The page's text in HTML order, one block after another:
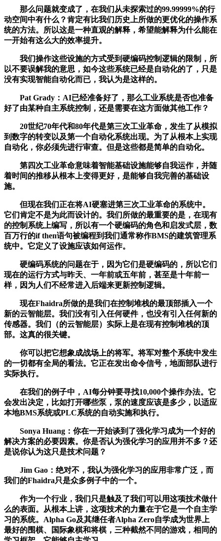
那么问题就变成了，在我们从未探索过的99.99999%的行
动空间中有什么？肯定有比我们历史上所做的更优化的操作系
统的方法。所以这是一种直观的解释，希望能解释为什么能在
一开始有这么大的效率提升。
我们操作这些设施的方式受到硬编码控制逻辑的限制，所
以不要误解我的意思，如今这些系统已经是自动化的了，只是
没有实现智能自动化而已，我认为是这样的。
Pat Grady：AI已经准备好了，那么工业系统是否也准备
好了由某种自主系统控制，还是需要在这方面做其他工作？
20世纪70年代和80年代是第三次工业革命，发生了从模拟
到数字的转变以及第一个自动化系统出现。为了从根本上实现
自动化，你必须先进行审查。但是这些都是简单的自动化。
第四次工业革命意味着智能基础设施能够自我运作，并随
着时间的推移从根本上变得更好，是能够自我完善的基础设
施。
但现在我们正在将AI硬塞进第三次工业革命的系统中。
它们肯定不是为此而设计的。我们所做的最重要的是，在现有
的控制系统上编写，所以有一个硬编码的角色和启发式层，数
百万行的if then语句被编程到我们通常称作BMS的建筑管理系
统中。它定义了设施应该如何运作。
硬编码系统的问题在于，因为它们是硬编码的，所以它们
现在的运行方式与昨天、一年前或五年前，甚至是十年前一
样，因为人们不经常进入后端来更新控制逻辑。
现在Fhaidra所做的是我们在控制堆栈的最顶部插入一个
新的云智能层。我们没有引入任何硬件，也没有引入任何新的
传感器。我们（的云智能层）实际上是在现有控制堆栈的顶
部。这真的很关键。
你可以把它想象成战场上的将军。将军对整个系统中发生
的一切都有全局的看法。它正在发出命令信号，地面部队进行
实际执行。
在我们的例子中，AI每分钟要寻找10,000个操作办法。它
会发出决定，比如打开哪些泵，泵的速度应该是多少，以适应
本地BMS系统或PLC系统的自动实施和执行。
Sonya Huang：你在一开始谈到了强化学习成为一个好的
解决方案的必要因素。你是否认为强化学习的应用并不多？还
是说你认为这只是技术问题？
Jim Gao：绝对不，我认为强化学习的应用非常广泛，而
我们的Fhaidra只是众多例子中的一个。
作为一个行业，我们只是触及了我们可以用这项技术做什
么的表面。从根本上讲，这项技术的力量在于它是一个自主学
习的系统。Alpha Go及其继任者Alpha Zero自学成为世界上
最好的围棋、国际象棋和将棋，三种截然不同的游戏，相同的